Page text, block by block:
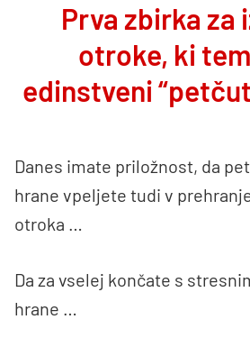
Prva zbirka za
otroke, ki
edinstveni
Danes imate priložnost, da
hrane vpeljete tudi v
otroka …
Da za vselej končate s
hrane …